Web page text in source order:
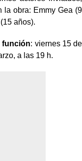
la obra: Emmy Gea (9
años).
función: viernes 15 de
a las 19 h.